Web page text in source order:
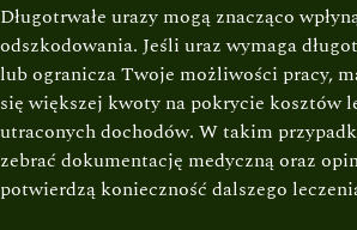
Długotrwałe urazy mogą znacząco
odszkodowania. Jeśli uraz wymaga
lub ogranicza Twoje możliwości pracy,
się większej kwoty na pokrycie kosztów
utraconych dochodów. W takim
zebrać dokumentację medyczną oraz
potwierdzą konieczność dalszego